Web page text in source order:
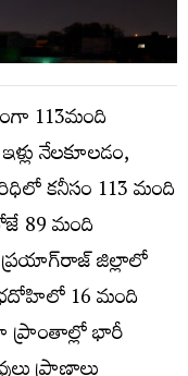
113మంది
నేలకూలడం,
కనీసం 113 మంది
89 మంది
జిల్లాలో
16 మంది
భారీ